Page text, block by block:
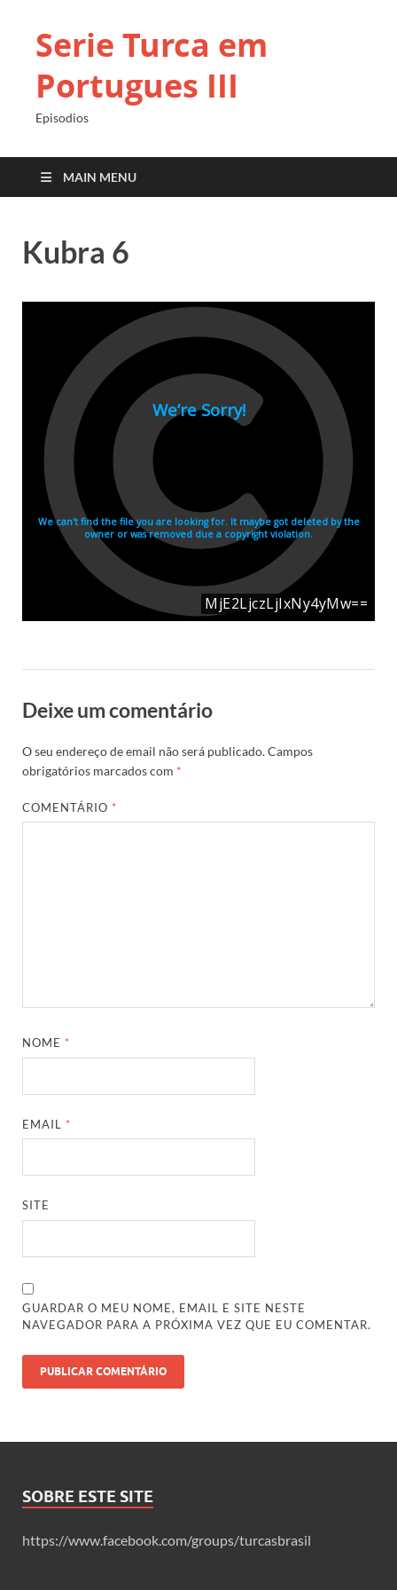
Serie Turca em
Portugues III
Episodios
MAIN MENU
Kubra 6
Deixe um comentário
O seu endereço de email não será publicado.Campos
obrigatórios marcados com *
COMENTÁRIO *
NOME *
EMAIL *
SITE
GUARDAR O MEU NOME, EMAIL E SITE NESTE
NAVEGADOR PARA A PRÓXIMA VEZ QUE EU COMENTAR.
SOBRE ESTE SITE
https://www.facebook.com/groups/turcasbrasil